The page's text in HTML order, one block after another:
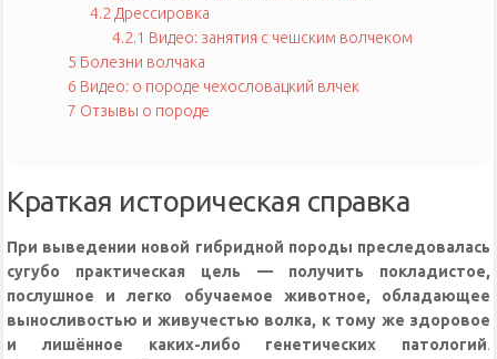
4.2Дрессировка
4.2.1 Видео: занятия с чешским волчеком
5 Болезни волчака
6 Видео: о породе чехословацкий влчек
7 Отзывы о породе
Краткая историческая справка
При выведении новой гибридной породы преследовалась
сугубо практическая цель — получить покладистое,
послушное и легко обучаемое животное, обладающее
выносливостью и живучестью волка, к тому же здоровое
и лишённое каких-либо генетических патологий.